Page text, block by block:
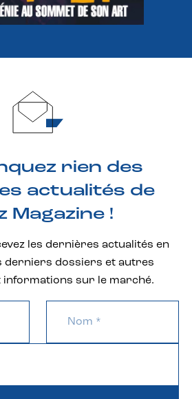
rien des
actualités de
Magazine !
les dernières actualités en
derniers dossiers et autres
informations sur le marché.